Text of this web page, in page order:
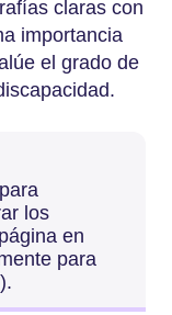
claras con
importancia
el grado de
los
en
para